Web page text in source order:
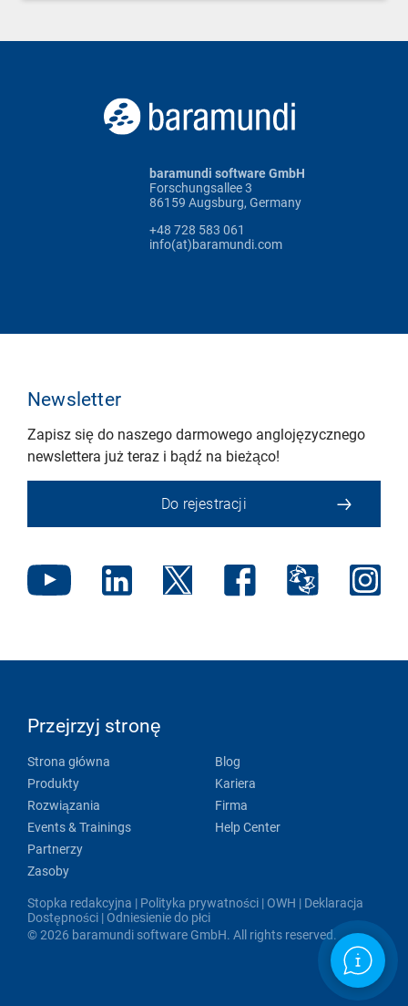
baramundi software GmbH
Forschungsallee 3
86159 Augsburg, Germany
+48 728 583 061
info(at)baramundi.com
Newsletter
Zapisz się do naszego darmowego anglojęzycznego
newslettera już teraz i bądź na bieżąco!
Do rejestracji
Przejrzyj stronę
Strona główna
Produkty
Rozwiązania
Events & Trainings
Partnerzy
Zasoby
Blog
Kariera
Firma
Help Center
Stopka redakcyjna | Polityka prywatności | OWH | Deklaracja
Dostępności | Odniesienie do płci
© 2026 baramundi software GmbH. All rights reserved.